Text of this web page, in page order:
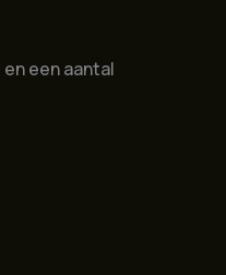
een aantal